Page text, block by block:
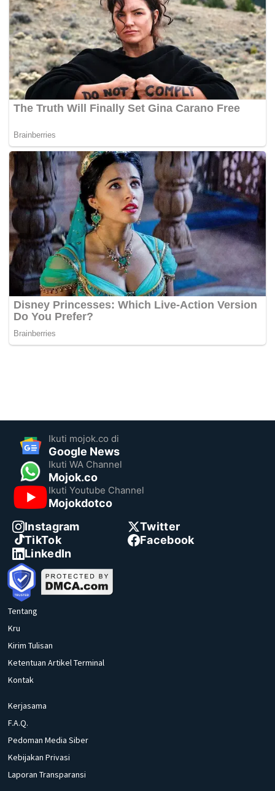
Ikuti mojok.co di
Google News
Ikuti WA Channel
Mojok.co
Ikuti Youtube Channel
Mojokdotco
Instagram
Twitter
TikTok
Facebook
LinkedIn
Tentang
Kru
Kirim Tulisan
Ketentuan Artikel Terminal
Kontak
Kerjasama
F.A.Q.
Pedoman Media Siber
Kebijakan Privasi
Laporan Transparansi